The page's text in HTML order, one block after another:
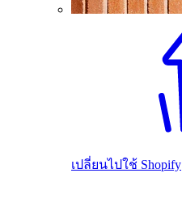
เปลี่ยนไปใช้ Shopify